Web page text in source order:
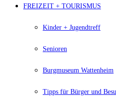
FREIZEIT + TOURISMUS
Kinder + Jugendtreff
Senioren
Burgmuseum Wattenheim
Tipps für Bürger und